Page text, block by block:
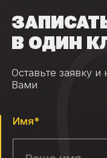
В ОДИН
Оставьте заявку
Вами
Имя*